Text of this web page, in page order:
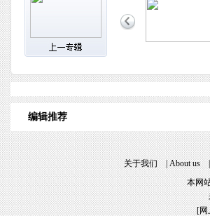
编辑推荐
关于我们|About us
本网
[网